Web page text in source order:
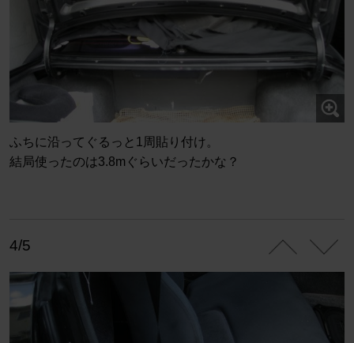
ふちに沿ってぐるっと1周貼り付け。
結局使ったのは3.8mぐらいだったかな？
4/5